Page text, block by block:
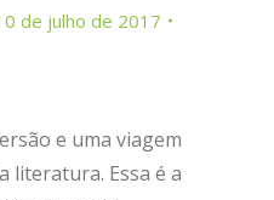
de julho de 2017
e uma viagem
literatura. Essa é a